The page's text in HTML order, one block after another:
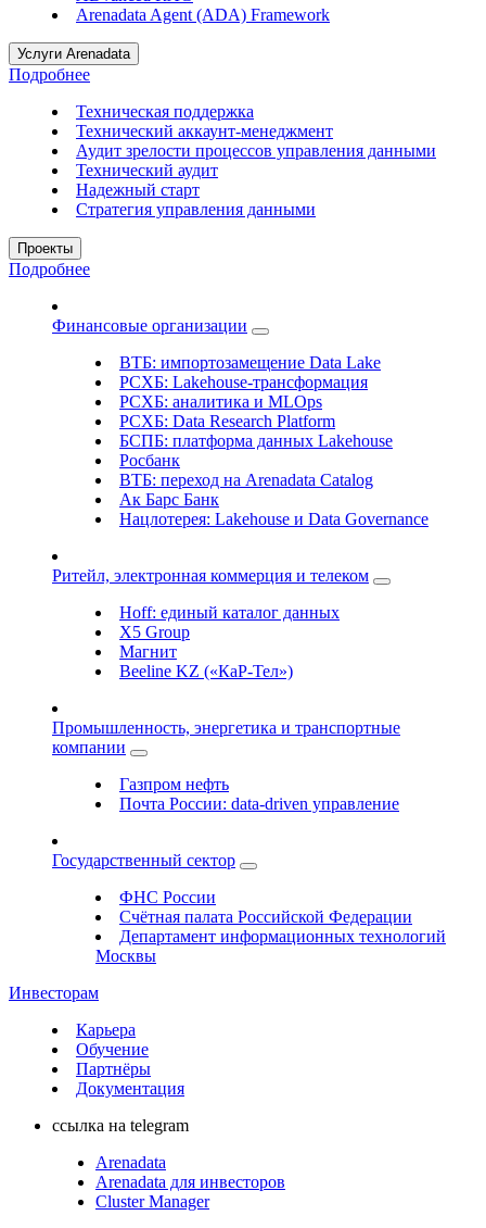
Arenadata Agent (ADA) Framework
Услуги Arenadata
Подробнее
Техническая поддержка
Технический аккаунт-менеджмент
Аудит зрелости процессов управления данными
Технический аудит
Надежный старт
Стратегия управления данными
Проекты
Подробнее
Финансовые организации
ВТБ: импортозамещение Data Lake
РСХБ: Lakehouse-трансформация
РСХБ: аналитика и MLOps
РСХБ: Data Research Platform
БСПБ: платформа данных Lakehouse
Росбанк
ВТБ: переход на Arenadata Catalog
Ак Барс Банк
Нацлотерея: Lakehouse и Data Governance
Ритейл, электронная коммерция и телеком
Hoff: единый каталог данных
X5 Group
Магнит
Beeline KZ («КаР-Тел»)
Промышленность, энергетика и транспортные
компании
Газпром нефть
Почта России: data-driven управление
Государственный сектор
ФНС России
Счётная палата Российской Федерации
Департамент информационных технологий
Москвы
Инвесторам
Карьера
Обучение
Партнёры
Документация
ссылка на telegram
Arenadata
Arenadata для инвесторов
Cluster Manager